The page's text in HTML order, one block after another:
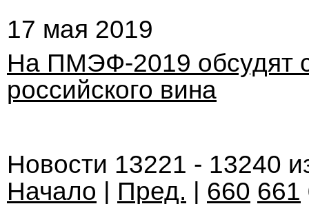
17 мая 2019
На ПМЭФ-2019 обсудят
российского вина
Новости 13221 - 13240
Начало
Пред. 660 661